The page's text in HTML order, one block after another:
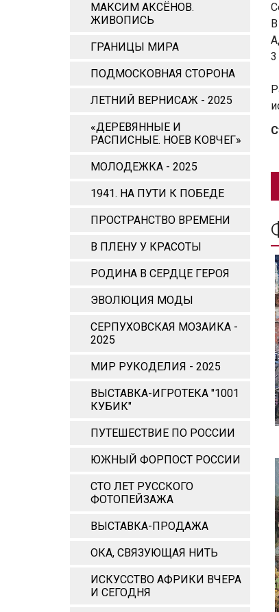
МАКСИМ АКСЁНОВ.
ЖИВОПИСЬ
ГРАНИЦЫ МИРА
ПОДМОСКОВНАЯ СТОРОНА
ЛЕТНИЙ ВЕРНИСАЖ - 2025
«ДЕРЕВЯННЫЕ И
РАСПИСНЫЕ. НОЕВ КОВЧЕГ»
МОЛОДЕЖКА - 2025
1941. НА ПУТИ К ПОБЕДЕ
ПРОСТРАНСТВО ВРЕМЕНИ
В ПЛЕНУ У КРАСОТЫ
РОДИНА В СЕРДЦЕ ГЕРОЯ
ЭВОЛЮЦИЯ МОДЫ
СЕРПУХОВСКАЯ МОЗАИКА -
2025
МИР РУКОДЕЛИЯ - 2025
ВЫСТАВКА-ИГРОТЕКА "1001
КУБИК"
ПУТЕШЕСТВИЕ ПО РОССИИ
ЮЖНЫЙ ФОРПОСТ РОССИИ
СТО ЛЕТ РУССКОГО
ФОТОПЕЙЗАЖА
ВЫСТАВКА-ПРОДАЖА
ОКА, СВЯЗУЮЩАЯ НИТЬ
ИСКУССТВО АФРИКИ ВЧЕРА
И СЕГОДНЯ
3